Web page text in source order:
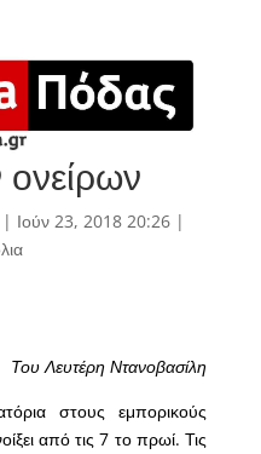
| Ιούν 23, 2018 20:26|
Του Λευτέρη Ντανοβασίλη
στους εμπορικούς
από τις 7 το πρωί. Τις